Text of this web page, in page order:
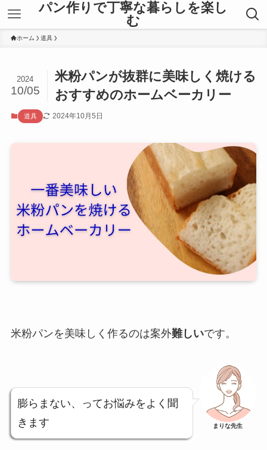
パン作りで丁寧な暮らしを楽し
む
ホーム 道具
米粉パンが抜群に美味しく焼ける
おすすめのホームベーカリー
2024
10/05
道具 2024年10月5日
米粉パンを美味しく作るのは案外難しいです。
膨らまない、ってお悩みをよく聞
きます
まりな先生